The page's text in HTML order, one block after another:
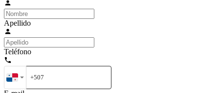
Apellido
Teléfono